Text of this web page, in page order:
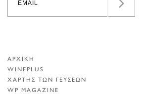
ΑΡΧΙΚΗ
WINEPLUS
ΧΑΡΤΗΣ ΤΩΝ ΓΕΥΣΕΩΝ
WP MAGAZINE